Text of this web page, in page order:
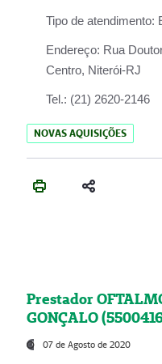
Tipo de atendimento:
Endereço: Rua
Centro, Niterói-RJ
Tel.: (21) 2620-2146
NOVAS AQUISIÇÕES
Prestador
GONÇALO
07 de Agosto de 2020